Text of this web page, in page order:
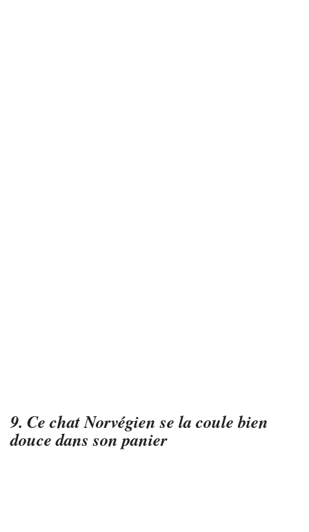
9. Ce chat Norvégien se la coule bien
douce dans son panier